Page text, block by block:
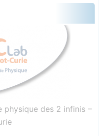
physique des 2 infinis –